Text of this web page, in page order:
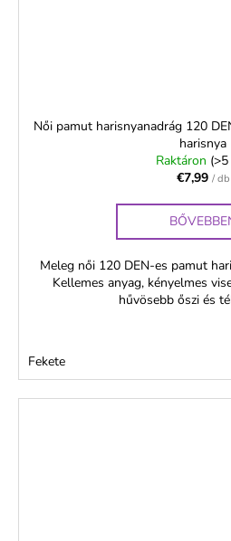
Női pamut harisnyanadrág 120
harisnya
Raktáron
€7,99 / db
Meleg női 120 DEN-es pamut
Kellemes anyag, kényelmes
hűvösebb őszi és
Fekete